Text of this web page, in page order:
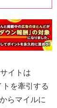
イトは
を牽引する
らマイルに